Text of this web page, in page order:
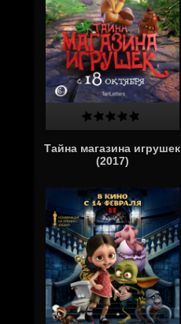
Тайна магазина игрушек
(2017)